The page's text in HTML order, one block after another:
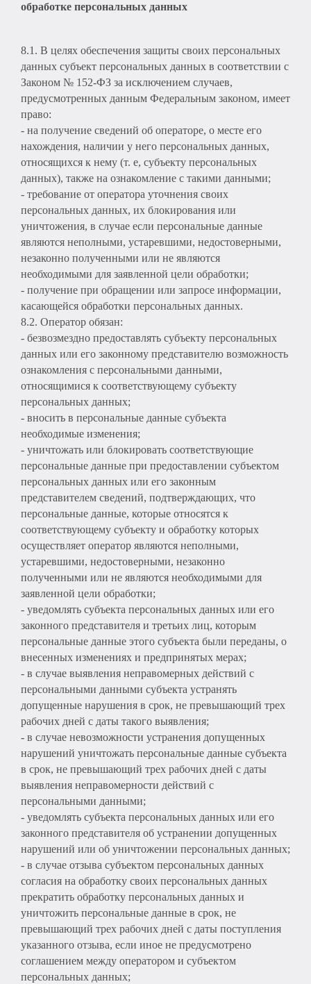
обработке персональных данных
8.1. В целях обеспечения защиты своих персональных
данных субъект персональных данных в соответствии с
Законом № 152-ФЗ за исключением случаев,
предусмотренных данным Федеральным законом, имеет
право:
- на получение сведений об операторе, о месте его
нахождения, наличии у него персональных данных,
относящихся к нему (т. е, субъекту персональных
данных), также на ознакомление с такими данными;
- требование от оператора уточнения своих
персональных данных, их блокирования или
уничтожения, в случае если персональные данные
являются неполными, устаревшими, недостоверными,
незаконно полученными или не являются
необходимыми для заявленной цели обработки;
- получение при обращении или запросе информации,
касающейся обработки персональных данных.
8.2. Оператор обязан:
- безвозмездно предоставлять субъекту персональных
данных или его законному представителю возможность
ознакомления с персональными данными,
относящимися к соответствующему субъекту
персональных данных;
- вносить в персональные данные субъекта
необходимые изменения;
- уничтожать или блокировать соответствующие
персональные данные при предоставлении субъектом
персональных данных или его законным
представителем сведений, подтверждающих, что
персональные данные, которые относятся к
соответствующему субъекту и обработку которых
осуществляет оператор являются неполными,
устаревшими, недостоверными, незаконно
полученными или не являются необходимыми для
заявленной цели обработки;
- уведомлять субъекта персональных данных или его
законного представителя и третьих лиц, которым
персональные данные этого субъекта были переданы, о
внесенных изменениях и предпринятых мерах;
- в случае выявления неправомерных действий с
персональными данными субъекта устранять
допущенные нарушения в срок, не превышающий трех
рабочих дней с даты такого выявления;
- в случае невозможности устранения допущенных
нарушений уничтожать персональные данные субъекта
в срок, не превышающий трех рабочих дней с даты
выявления неправомерности действий с
персональными данными;
- уведомлять субъекта персональных данных или его
законного представителя об устранении допущенных
нарушений или об уничтожении персональных данных;
- в случае отзыва субъектом персональных данных
согласия на обработку своих персональных данных
прекратить обработку персональных данных и
уничтожить персональные данные в срок, не
превышающий трех рабочих дней с даты поступления
указанного отзыва, если иное не предусмотрено
соглашением между оператором и субъектом
персональных данных;